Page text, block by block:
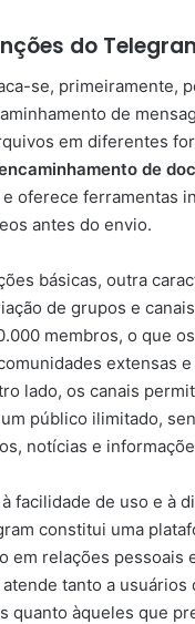
do
se, primeiramente,
de
em diferentes
de
e oferece ferramentas
antes do envio.
básicas, outra
de grupos e
membros, o que
extensas
lado, os canais
público ilimitado,
notícias e
facilidade de uso e à
constitui uma
em relações pessoais
tanto a usuários
quanto àqueles que